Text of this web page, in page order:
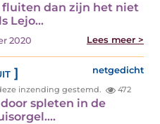
dan zijn het niet
Lejo…
2020 Lees meer >
] netgedicht
inzending gestemd. 472
spleten in de